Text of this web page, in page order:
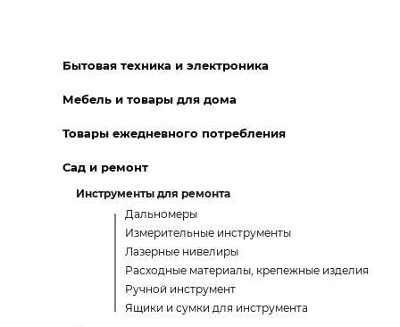
Бытовая техника и электроника
Мебель и товары для дома
Товары ежедневного потребления
Сад и ремонт
Инструменты для ремонта
Дальномеры
Измерительные инструменты
Лазерные нивелиры
Расходные материалы, крепежные изделия
Ручной инструмент
Ящики и сумки для инструмента